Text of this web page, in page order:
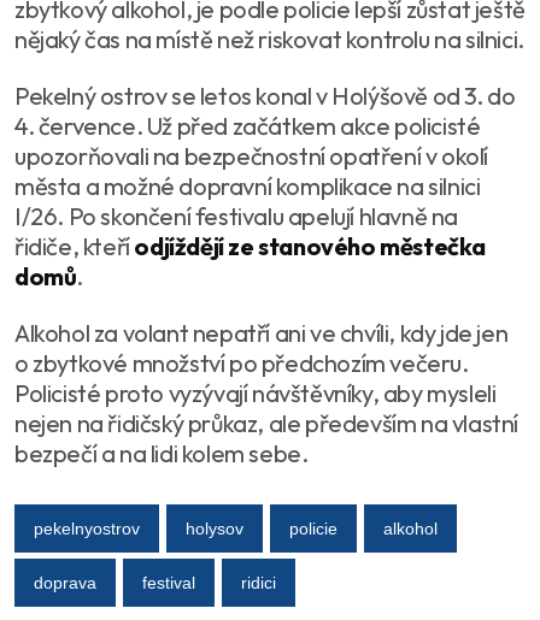
zbytkový alkohol, je podle policie lepší zůstat ještě
nějaký čas na místě než riskovat kontrolu na silnici.
Pekelný ostrov se letos konal v Holýšově od 3. do
4. července. Už před začátkem akce policisté
upozorňovali na bezpečnostní opatření v okolí
města a možné dopravní komplikace na silnici
I/26. Po skončení festivalu apelují hlavně na
řidiče, kteříodjíždějí ze stanového městečka
domů.
Alkohol za volant nepatří ani ve chvíli, kdy jde jen
o zbytkové množství po předchozím večeru.
Policisté proto vyzývají návštěvníky, aby mysleli
nejen na řidičský průkaz, ale především na vlastní
bezpečí a na lidi kolem sebe.
pekelnyostrov holysov policie alkohol
doprava festival ridici